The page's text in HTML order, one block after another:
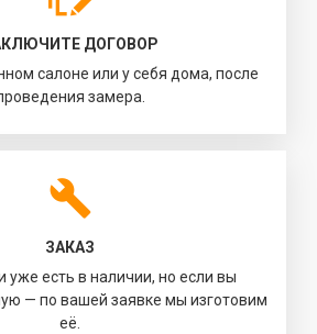
ДОГОВОР
салоне или у себя дома, после
замера.
ЗАКАЗ
уже есть в наличии, но если вы
— по вашей заявке мы изготовим
её.